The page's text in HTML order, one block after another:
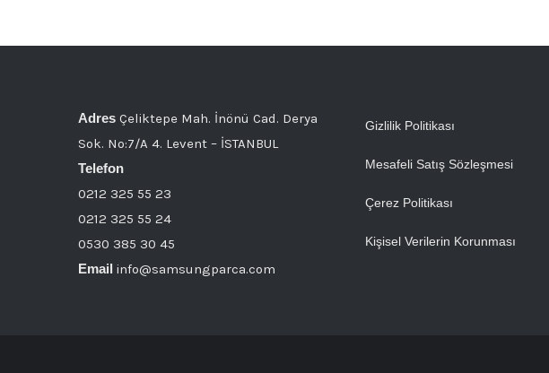
Adres Çeliktepe Mah. İnönü Cad. Derya
Sok. No:7/A 4. Levent – İSTANBUL
Telefon
0212 325 55 23
0212 325 55 24
0530 385 30 45
Email info@samsungparca.com
Gizlilik Politikası
Mesafeli Satış Sözleşmesi
Çerez Politikası
Kişisel Verilerin Korunması